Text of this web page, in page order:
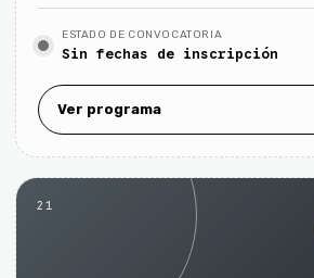
ESTADO DE CONVOCATORIA
Sin fechas de inscripción
Ver programa
21